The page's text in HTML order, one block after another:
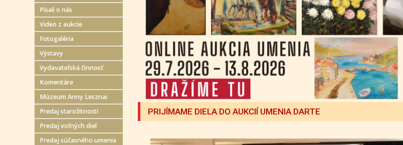
Písali o nás
Video z aukcie
Fotogaléria
Výstavy
Vydavateľská činnosť
Komentáre
Múzeum Anny Lesznai
Predaj starožitností
Predaj voľných diel
Predaj súčasného umenia
PRIJÍMAME DIELA DO AUKCIÍ UMENIA DARTE